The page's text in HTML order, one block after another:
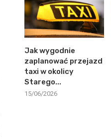
Jak wygodnie
zaplanować przejazd
taxi w okolicy
Starego...
15/06/2026